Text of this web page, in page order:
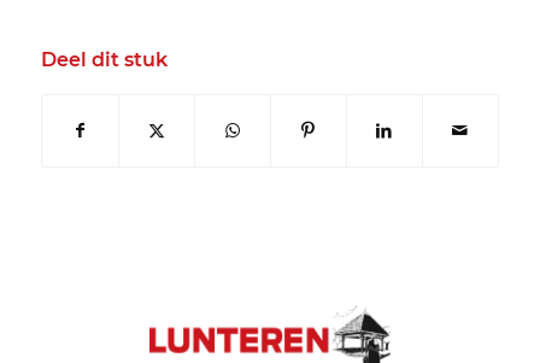
Deel dit stuk